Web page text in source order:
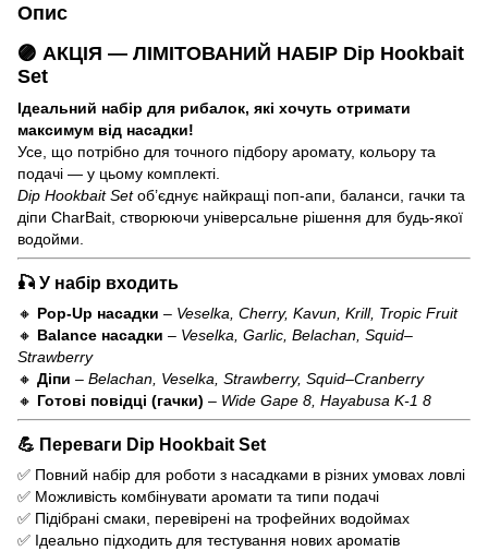
Опис
🟣 АКЦІЯ — ЛІМІТОВАНИЙ НАБІР Dip Hookbait
Set
Ідеальний набір для рибалок, які хочуть отримати
максимум від насадки!
Усе, що потрібно для точного підбору аромату, кольору та
подачі — у цьому комплекті.
Dip Hookbait Setоб’єднує найкращі поп-апи, баланси, гачки та
діпи CharBait, створюючи універсальне рішення для будь-якої
водойми.
🎣 У набір входить
🔸 Pop-Up насадки – Veselka, Cherry, Kavun, Krill, Tropic Fruit
🔸 Balance насадки – Veselka, Garlic, Belachan, Squid–
Strawberry
🔸 Діпи – Belachan, Veselka, Strawberry, Squid–Cranberry
🔸 Готові повідці (гачки) – Wide Gape 8, Hayabusa K-1 8
💪 Переваги Dip Hookbait Set
✅ Повний набір для роботи з насадками в різних умовах ловлі
✅ Можливість комбінувати аромати та типи подачі
✅ Підібрані смаки, перевірені на трофейних водоймах
✅ Ідеально підходить для тестування нових ароматів